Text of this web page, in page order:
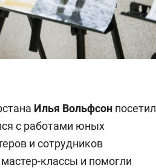
Илья Вольфсон посетил
с работами юных
и сотрудников
классы и помогли